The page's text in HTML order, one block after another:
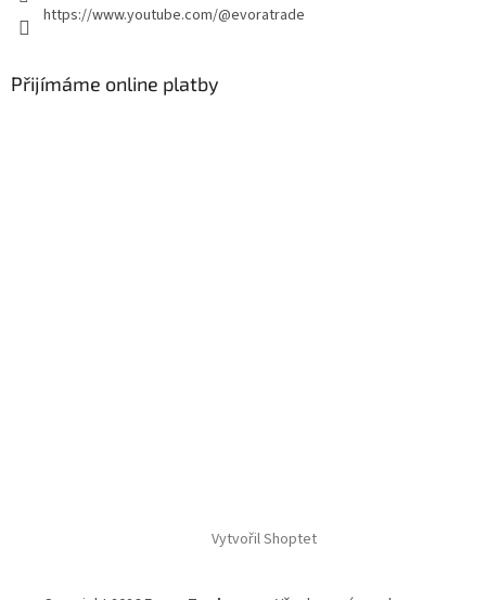
https://www.youtube.com/@evoratrade
Přijímáme online platby
Vytvořil Shoptet